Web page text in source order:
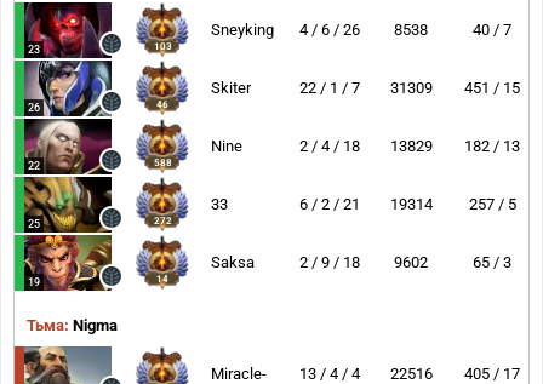
23 103
Sneyking 4 / 6 / 26 8538 40 / 7
26 46
Skiter 22 / 1 / 7 31309 451 / 15
22 588
Nine 2 / 4 / 18 13829 182 / 13
25 272
33 6 / 2 / 21 19314 257 / 5
19 14
Saksa 2 / 9 / 18 9602 65 / 3
Тьма: Nigma
Miracle- 13 / 4 / 4 22516 405 / 17